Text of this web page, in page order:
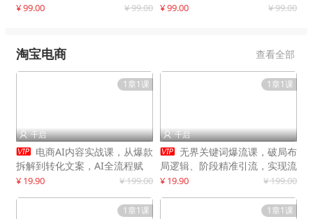
月
¥ 99.00 ¥ 99.00 ¥ 99.00 ¥ 99.00
淘宝电商 查看全部
1章1课
 千启
 电商AI内容实战课，从爆款
拆解到转化文案，AI全流程赋
能，解放人力，单月节省内容成
¥ 19.90 ¥ 199.00
1章1课
 千启
 无界关键词爆流课，破局布
局逻辑、阶段精准引流，实现流
量翻倍，店铺业绩增长50%+
¥ 19.90 ¥ 199.00
1章1课 1章1课